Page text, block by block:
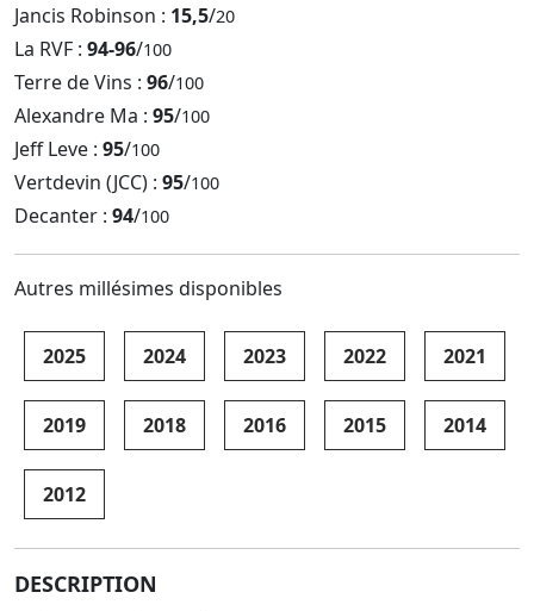
Jancis Robinson : 15,5/20
La RVF : 94-96/100
Terre de Vins : 96/100
Alexandre Ma : 95/100
Jeff Leve : 95/100
Vertdevin (JCC) : 95/100
Decanter : 94/100
Autres millésimes disponibles
2025 2024 2023 2022 2021
2019 2018 2016 2015 2014
2012
DESCRIPTION